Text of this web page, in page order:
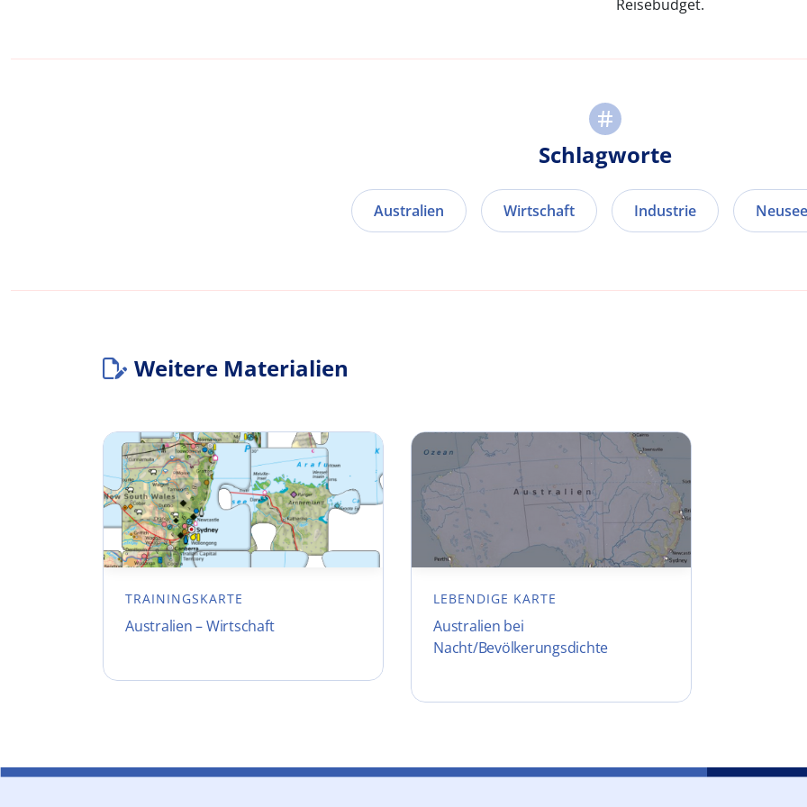
Reisebudget.
Schlagworte
Australien Wirtschaft Industrie
Weitere Materialien
TRAININGSKARTE
Australien – Wirtschaft
LEBENDIGE KARTE
Australien bei
Nacht/Bevölkerungsdichte